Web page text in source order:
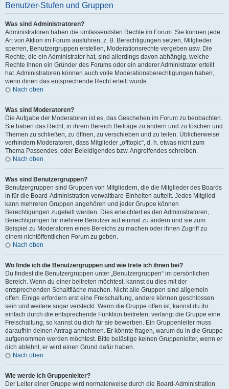
Benutzer-Stufen und Gruppen
Was sind Administratoren?
Administratoren haben die umfassendsten Rechte im Forum. Sie können jede
Art von Aktion im Forum ausführen; z. B. Berechtigungen setzen, Mitglieder
sperren, Benutzergruppen erstellen, Moderationsrechte vergeben usw. Die
Rechte, die ein Administrator hat, sind allerdings davon abhängig, welche
Rechte ihnen ein Gründer des Forums oder ein anderer Administrator erteilt
hat. Administratoren können auch volle Moderationsberechtigungen haben,
wenn ihnen das entsprechende Recht erteilt wurde.
Nach oben
Was sind Moderatoren?
Die Aufgabe der Moderatoren ist es, das Geschehen im Forum zu beobachten.
Sie haben das Recht, in ihrem Bereich Beiträge zu ändern und zu löschen und
Themen zu schließen, zu öffnen, zu verschieben und zu teilen. Üblicherweise
verhindern Moderatoren, dass Mitglieder „offtopic“, d. h. etwas nicht zum
Thema Passendes, oder Beleidigendes bzw. Angreifendes schreiben.
Nach oben
Was sind Benutzergruppen?
Benutzergruppen sind Gruppen von Mitgliedern, die die Mitglieder des Boards
in für die Board-Administration verwaltbare Einheiten aufteilt. Jedes Mitglied
kann mehreren Gruppen angehören und jeder Gruppe können
Berechtigungen zugeteilt werden. Dies erleichtert es den Administratoren,
Berechtigungen für mehrere Benutzer auf einmal zu ändern und sie zum
Beispiel zu Moderatoren eines Bereichs zu machen oder ihnen Zugriff zu
einem nichtöffentlichen Forum zu geben.
Nach oben
Wo finde ich die Benutzergruppen und wie trete ich ihnen bei?
Du findest die Benutzergruppen unter „Benutzergruppen“ im persönlichen
Bereich. Wenn du einer beitreten möchtest, kannst du dies mit der
entsprechenden Schaltfläche machen. Nicht alle Gruppen sind allgemein
offen. Einige erfordern erst eine Freischaltung, andere können geschlossen
sein und weitere sogar versteckt. Wenn die Gruppe offen ist, kannst du ihr
einfach durch die entsprechende Funktion beitreten; verlangt die Gruppe eine
Freischaltung, so kannst du dich für sie bewerben. Ein Gruppenleiter muss
daraufhin deinen Antrag annehmen. Er könnte fragen, warum du in die Gruppe
aufgenommen werden möchtest. Bitte belästige keinen Gruppenleiter, wenn er
dich ablehnt, er wird einen Grund dafür haben.
Nach oben
Wie werde ich Gruppenleiter?
Der Leiter einer Gruppe wird normalerweise durch die Board-Administration